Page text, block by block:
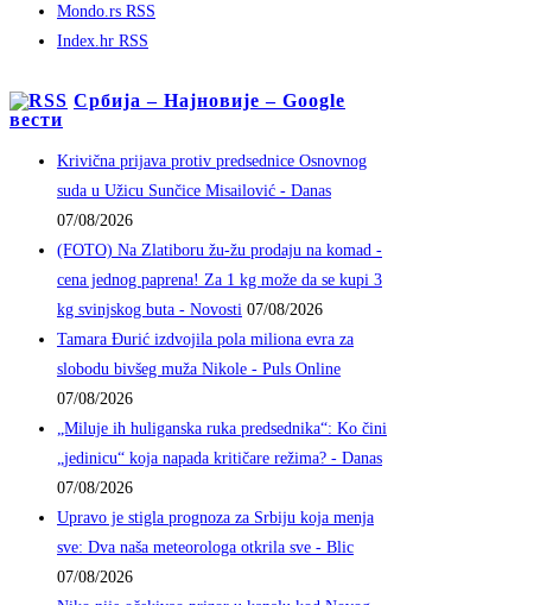
Mondo.rs RSS
Index.hr RSS
Србија – Најновије – Google
вести
Krivična prijava protiv predsednice Osnovnog
suda u Užicu Sunčice Misailović - Danas
07/08/2026
(FOTO) Na Zlatiboru žu-žu prodaju na komad -
cena jednog paprena! Za 1 kg može da se kupi 3
kg svinjskog buta - Novosti 07/08/2026
Tamara Đurić izdvojila pola miliona evra za
slobodu bivšeg muža Nikole - Puls Online
07/08/2026
„Miluje ih huliganska ruka predsednika“: Ko čini
„jedinicu“ koja napada kritičare režima? - Danas
07/08/2026
Upravo je stigla prognoza za Srbiju koja menja
sve: Dva naša meteorologa otkrila sve - Blic
07/08/2026